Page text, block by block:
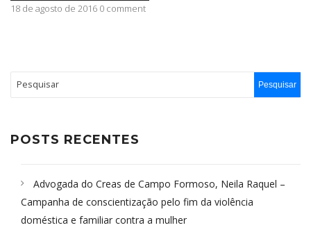
áudio
18 de agosto de 2016 0 comment
POSTS RECENTES
Advogada do Creas de Campo Formoso, Neila Raquel –
Campanha de conscientização pelo fim da violência
doméstica e familiar contra a mulher